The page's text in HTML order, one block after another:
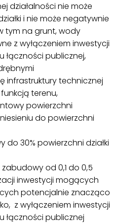
działalności nie może
i nie może negatywnie
tym na grunt, wody
z wyłączeniem inwestycji
łączności publicznej,
infrastruktury technicznej
terenu,
powierzchni
do powierzchni
30% powierzchni działki
od 0,1 do 0,5
inwestycji mogących
potencjalnie znacząco
z wyłączeniem inwestycji
łączności publicznej